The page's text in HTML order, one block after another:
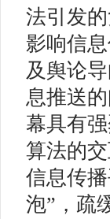
法引发
影响信
及舆论
息推送
幕具有
算法的
信息传
泡”，疏